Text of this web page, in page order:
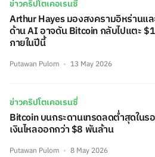
ข่าวคริปโตเคอเรนซี่
Arthur Hayes มองสงครามอิหร่านแ
ด้าน AI อาจดัน Bitcoin กลับไปแตะ
ภายในปีนี้
Putawan Pulom 13 May 2026
ข่าวคริปโตเคอเรนซี่
Bitcoin บนกระดานเทรดลดต่ำสุดในร
เงินไหลออกกว่า $8 พันล้าน
Putawan Pulom 8 May 2026